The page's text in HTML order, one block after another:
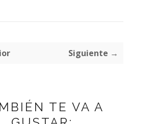
Siguiente →
TE VA A